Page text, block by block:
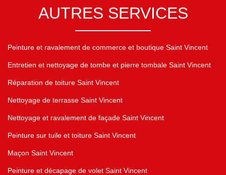
AUTRES SERVICES
Peinture et ravalement de commerce et boutique Saint Vincent
Entretien et nettoyage de tombe et pierre tombale Saint Vincent
Réparation de toiture Saint Vincent
Nettoyage de terrasse Saint Vincent
Nettoyage et ravalement de façade Saint Vincent
Peinture sur tuile et toiture Saint Vincent
Maçon Saint Vincent
Peinture et décapage de volet Saint Vincent